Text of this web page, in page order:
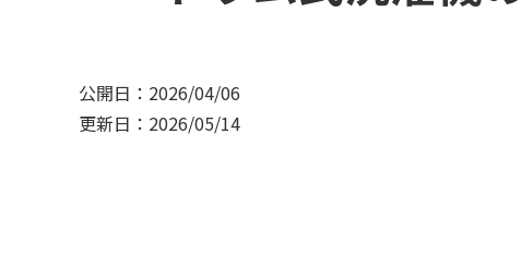
公開日：2026/04/06
更新日：2026/05/14